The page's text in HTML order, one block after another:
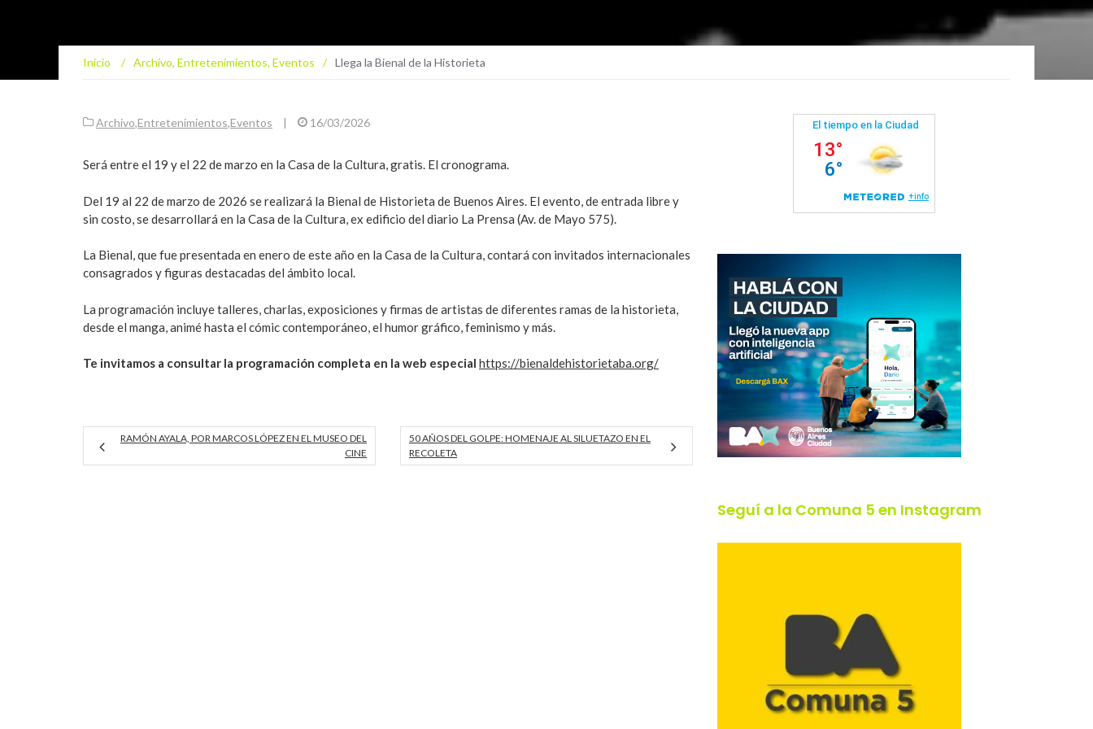
Inicio / Archivo, Entretenimientos, Eventos / Llega la Bienal de la Historieta
Archivo,Entretenimientos,Eventos | 16/03/2026
Será entre el 19 y el 22 de marzo en la Casa de la Cultura, gratis. El cronograma.
Del 19 al 22 de marzo de 2026 se realizará la Bienal de Historieta de Buenos Aires. El evento, de entrada libre y
sin costo, se desarrollará en la Casa de la Cultura, ex edificio del diario La Prensa (Av. de Mayo 575).
La Bienal, que fue presentada en enero de este año en la Casa de la Cultura, contará con invitados internacionales
consagrados y figuras destacadas del ámbito local.
La programación incluye talleres, charlas, exposiciones y firmas de artistas de diferentes ramas de la historieta,
desde el manga, animé hasta el cómic contemporáneo, el humor gráfico, feminismo y más.
Te invitamos a consultar la programación completa en la web especial https://bienaldehistorietaba.org/
RAMÓN AYALA, POR MARCOS LÓPEZ EN EL MUSEO DEL
CINE
50 AÑOS DEL GOLPE: HOMENAJE AL SILUETAZO EN EL
RECOLETA
Seguí a la Comuna 5 en Instagram